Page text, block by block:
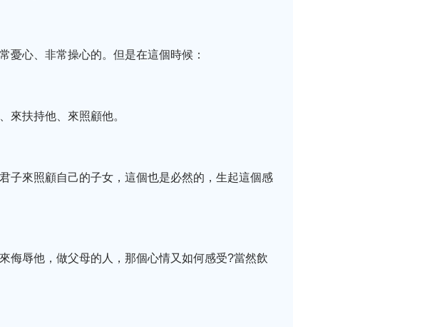
憂心、非常操心的。但是在這個時候：
來扶持他、來照顧他。
子來照顧自己的子女，這個也是必然的，生起這個感
侮辱他，做父母的人，那個心情又如何感受?當然飲